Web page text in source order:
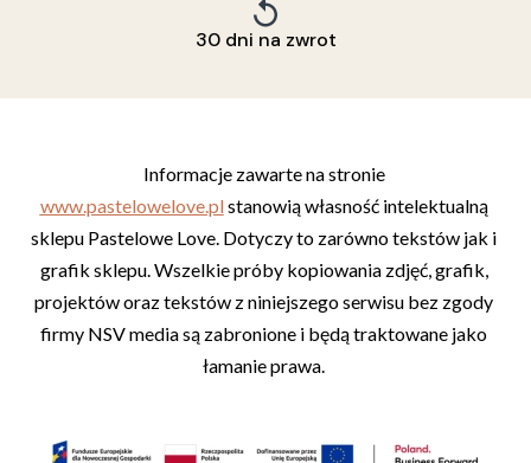
30 dni na zwrot
Informacje zawarte na stronie
www.pastelowelove.pl stanowią własność intelektualną
sklepu Pastelowe Love. Dotyczy to zarówno tekstów jak i
grafik sklepu. Wszelkie próby kopiowania zdjęć, grafik,
projektów oraz tekstów z niniejszego serwisu bez zgody
firmy NSV media są zabronione i będą traktowane jako
łamanie prawa.